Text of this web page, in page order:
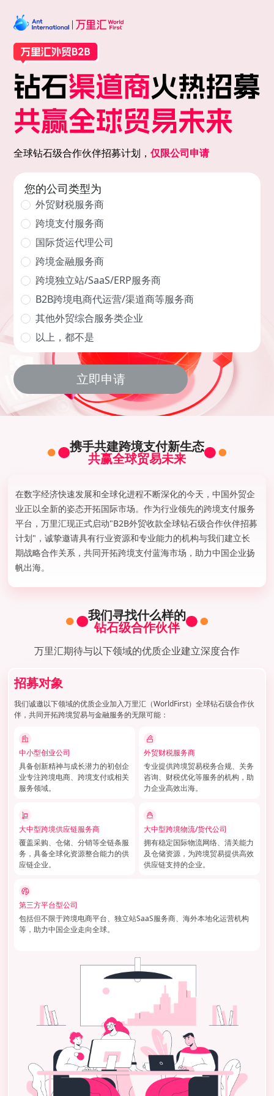
全球钻石级合作伙伴招募计划，仅限公司申请
您的公司类型为
外贸财税服务商
跨境支付服务商
国际货运代理公司
跨境金融服务商
跨境独立站/SaaS/ERP服务商
B2B跨境电商代运营/渠道商等服务商
其他外贸综合服务类企业
以上，都不是
立即申请
携手共建跨境支付新生态
共赢全球贸易未来
在数字经济快速发展和全球化进程不断深化的今天，中国外贸企
业正以全新的姿态开拓国际市场。作为行业领先的跨境支付服务
平台，万里汇现正式启动"B2B外贸收款全球钻石级合作伙伴招募
计划"，诚挚邀请具有行业资源和专业能力的机构与我们建立长
期战略合作关系，共同开拓跨境支付蓝海市场，助力中国企业扬
帆出海。
我们寻找什么样的
钻石级合作伙伴
万里汇期待与以下领域的优质企业建立深度合作
招募对象
我们诚邀以下领域的优质企业加入万里汇（WorldFirst）全球钻石级合作伙
伴，共同开拓跨境贸易与金融服务的无限可能：
中小型创业公司
具备创新精神与成长潜力的初创企
业专注跨境电商、跨境支付或相关
服务领域。
外贸财税服务商
专业提供跨境贸易税务合规、关务
咨询、财税优化等服务的机构，助
力企业高效出海。
大中型跨境供应链服务商
覆盖采购、仓储、分销等全链条服
务，具备全球化资源整合能力的供
应链企业。
大中型跨境物流/货代公司
拥有稳定国际物流网络、清关能力
及仓储资源，为跨境贸易提供高效
供应链支持的企业。
第三方平台型公司
包括但不限于跨境电商平台、独立站SaaS服务商、海外本地化运营机构
等，助力中国企业走向全球。